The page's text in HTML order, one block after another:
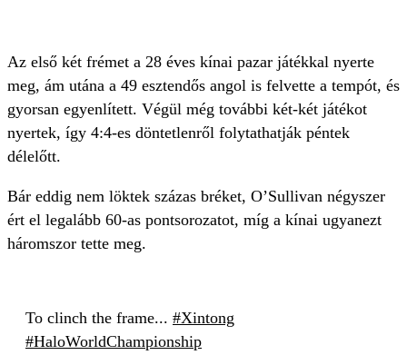
Az első két frémet a 28 éves kínai pazar játékkal nyerte
meg, ám utána a 49 esztendős angol is felvette a tempót, és
gyorsan egyenlített. Végül még további két-két játékot
nyertek, így 4:4-es döntetlenről folytathatják péntek
délelőtt.
Bár eddig nem löktek százas bréket, O’Sullivan négyszer
ért el legalább 60-as pontsorozatot, míg a kínai ugyanezt
háromszor tette meg.
To clinch the frame... #Xintong
#HaloWorldChampionship